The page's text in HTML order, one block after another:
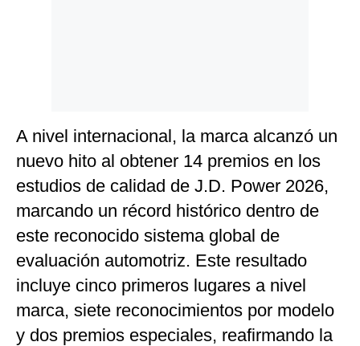
A nivel internacional, la marca alcanzó un
nuevo hito al obtener 14 premios en los
estudios de calidad de J.D. Power 2026,
marcando un récord histórico dentro de
este reconocido sistema global de
evaluación automotriz. Este resultado
incluye cinco primeros lugares a nivel
marca, siete reconocimientos por modelo
y dos premios especiales, reafirmando la